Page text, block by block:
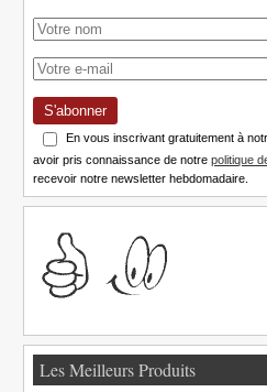
S'abonner
En vous inscrivant gratuitement à
avoir pris connaissance de notrepolitique
recevoir notre newsletter hebdomadaire.
Les Meilleurs Produits